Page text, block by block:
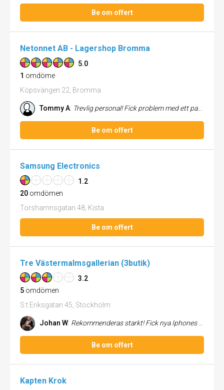
Be om offert
Netonnet AB - Lagershop Bromma
5.0
1 omdöme
Köpsvängen 22, Bromma
Tommy A: Trevlig personal! Fick problem med ett par trådlösa JBL-hörlurar, som vid mitt senaste besök byttes ut direkt - nu till ...
Be om offert
Samsung Electronics
1.2
20 omdömen
Torshamnsgatan 48, Kista
Be om offert
Tre Västermalmsgallerian (3butik)
3.2
5 omdömen
S:t Eriksgatan 45, Stockholm
Johan W: Rekommenderas starkt! Fick nya Iphones genom Tre på jobbet.. Älskar den(Iphones) och dem(Tre) idag, det beror till 110% ...
Be om offert
Kapten Krok